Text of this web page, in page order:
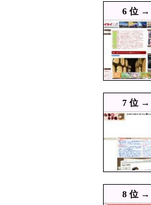
08/09
08/09
08/09
08/09
08/09
08/09 14:00
08/09
08/09
08/09 13:29
6 位 →
7 位 →
8 位 →